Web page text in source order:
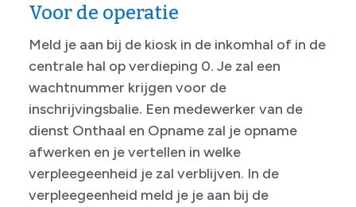
Voor de operatie
Meld je aan bij de kiosk in de inkomhal of in de
centrale hal op verdieping 0. Je zal een
wachtnummer krijgen voor de
inschrijvingsbalie. Een medewerker van de
dienst Onthaal en Opname zal je opname
afwerken en je vertellen in welke
verpleegeenheid je zal verblijven. In de
verpleegeenheid meld je je aan bij de